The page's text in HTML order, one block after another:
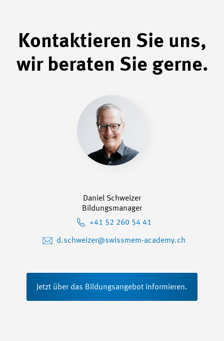
Kontaktieren Sie uns,
wir beraten Sie gerne.
Daniel Schweizer
Bildungsmanager
+41 52 260 54 41
d.schweizer@swissmem-academy.ch
Jetzt über das Bildungsangebot informieren.